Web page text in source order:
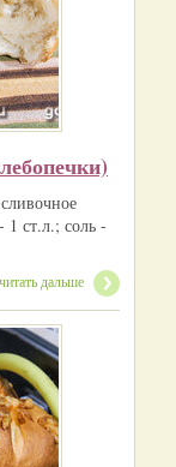
ст.л.; соль -
читать дальше